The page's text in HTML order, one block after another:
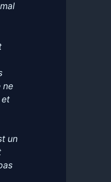
ne
et
un